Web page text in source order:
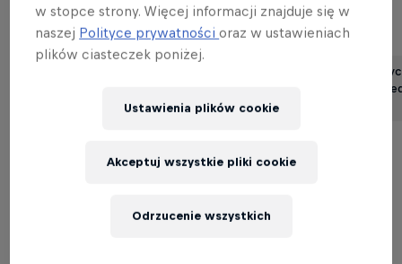
Powiązane
6 powodów, dla
zobaczyć na żywo
Przeczytasz w 4 min
w stopce strony. Więcej informacji znajduje się w
naszej Polityce prywatnościoraz w ustawieniach
plików ciasteczek poniżej.
Ustawienia plików cookie
Odrzucenie wszystkich
Akceptuj wszystkie pliki cookie